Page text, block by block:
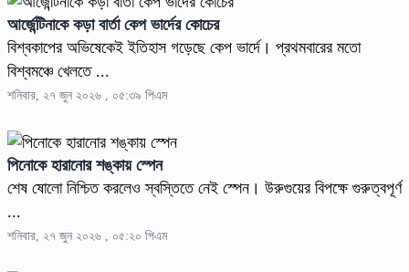
আর্জেন্টিনাকে কড়া বার্তা কেপ ভার্দের কোচের
বিশ্বকাপের অভিষেকেই ইতিহাস গড়েছে কেপ ভার্দে। প্রথমবারের মতো
বিশ্বমঞ্চে খেলতে ...
শনিবার, ২৭ জুন ২০২৬ , ০৫:৩৯ পিএম
পিনোকে হারানোর শঙ্কায় স্পেন
শেষ ষোলো নিশ্চিত করলেও স্বস্তিতে নেই স্পেন। উরুগুয়ের বিপক্ষে গুরুত্বপূর্ণ
...
শনিবার, ২৭ জুন ২০২৬ , ০৫:২০ পিএম